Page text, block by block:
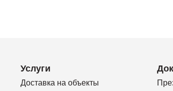
Услуги
Доставка на объекты